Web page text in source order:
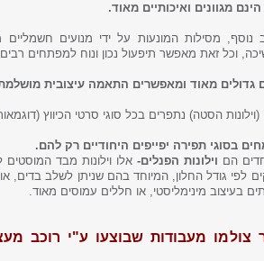
מגוונים ואיכותיים מאוד.
נוסף, מסילות המונעות על ידי מנועים
וכל זאת מאפשר תיפעול נכון ונוח למפתחים רבים
גדולים מאוד ומאפשרים התאמה עיצובית
(וילונות הסטה) נתפרים בכל סוגי סרטי הכיווץ
בסוגי תפירה יפייפים היחודיים רק להם.
הם וילונות הפנלים- אלו וילונות מבד
גודל החלון, המיוחד בהם שניתן לשלב בדים, או
בעיצוב מינימליסטי, או חללים עמוסים מאוד.
מעבודות שבוצעו ע"י רוכב